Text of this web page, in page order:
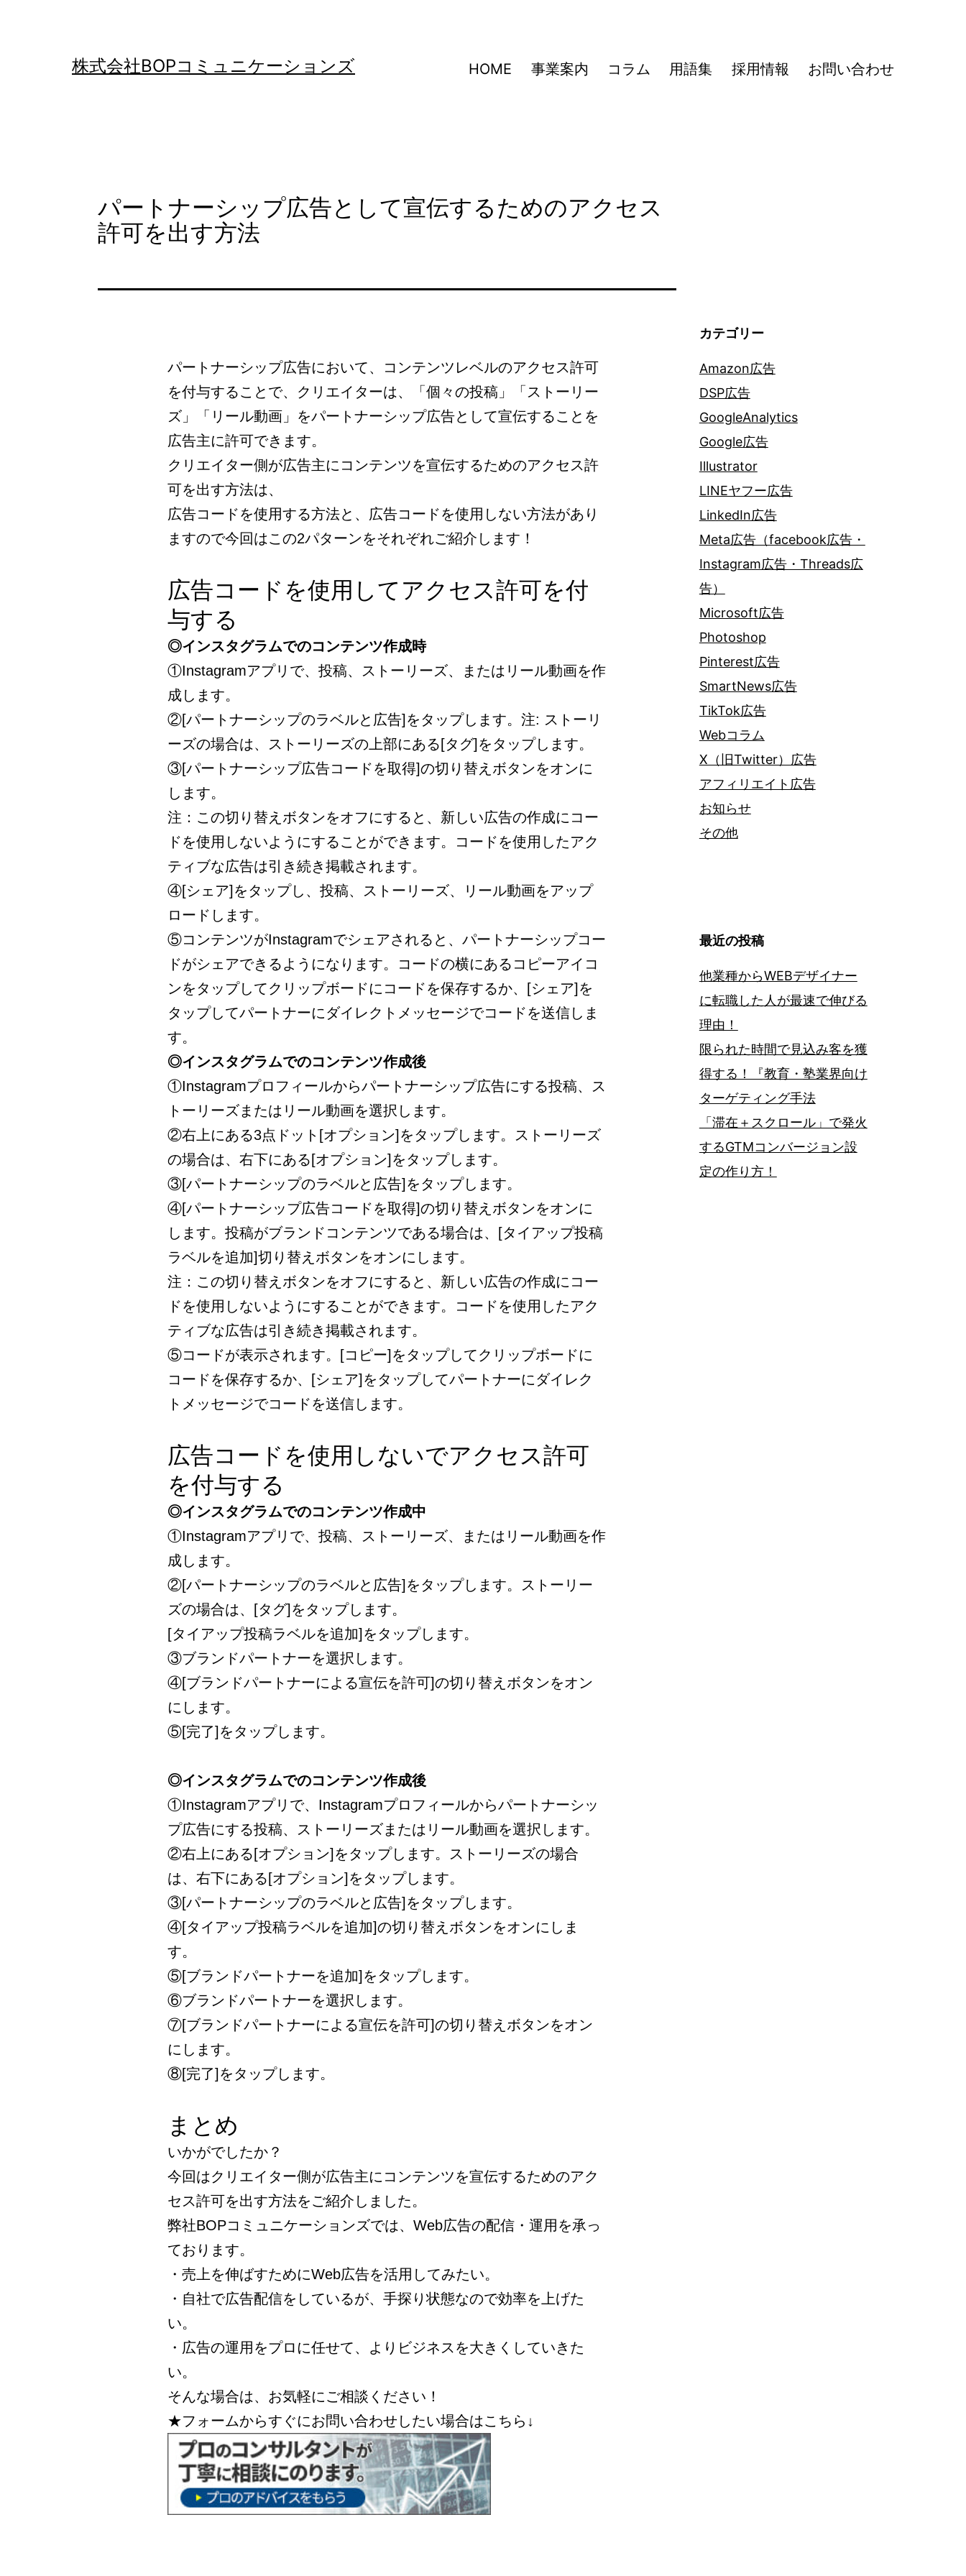
株式会社BOPコミュニケーションズ HOME 事業案内 コラム 用語集 採用情報 お問い合わせ
パートナーシップ広告として宣伝するためのアクセス
許可を出す方法
パートナーシップ広告において、コンテンツレベルのアクセス許可
を付与することで、クリエイターは、「個々の投稿」「ストーリー
ズ」「リール動画」をパートナーシップ広告として宣伝することを
広告主に許可できます。
クリエイター側が広告主にコンテンツを宣伝するためのアクセス許
可を出す方法は、
広告コードを使用する方法と、広告コードを使用しない方法があり
ますので今回はこの2パターンをそれぞれご紹介します！
広告コードを使用してアクセス許可を付
与する
◎インスタグラムでのコンテンツ作成時
①Instagramアプリで、投稿、ストーリーズ、またはリール動画を作
成します。
②[パートナーシップのラベルと広告]をタップします。注: ストーリ
ーズの場合は、ストーリーズの上部にある[タグ]をタップします。
③[パートナーシップ広告コードを取得]の切り替えボタンをオンに
します。
注：この切り替えボタンをオフにすると、新しい広告の作成にコー
ドを使用しないようにすることができます。コードを使用したアク
ティブな広告は引き続き掲載されます。
④[シェア]をタップし、投稿、ストーリーズ、リール動画をアップ
ロードします。
⑤コンテンツがInstagramでシェアされると、パートナーシップコー
ドがシェアできるようになります。コードの横にあるコピーアイコ
ンをタップしてクリップボードにコードを保存するか、[シェア]を
タップしてパートナーにダイレクトメッセージでコードを送信しま
す。
◎インスタグラムでのコンテンツ作成後
①Instagramプロフィールからパートナーシップ広告にする投稿、ス
トーリーズまたはリール動画を選択します。
②右上にある3点ドット[オプション]をタップします。ストーリーズ
の場合は、右下にある[オプション]をタップします。
③[パートナーシップのラベルと広告]をタップします。
④[パートナーシップ広告コードを取得]の切り替えボタンをオンに
します。投稿がブランドコンテンツである場合は、[タイアップ投稿
ラベルを追加]切り替えボタンをオンにします。
注：この切り替えボタンをオフにすると、新しい広告の作成にコー
ドを使用しないようにすることができます。コードを使用したアク
ティブな広告は引き続き掲載されます。
⑤コードが表示されます。[コピー]をタップしてクリップボードに
コードを保存するか、[シェア]をタップしてパートナーにダイレク
トメッセージでコードを送信します。
広告コードを使用しないでアクセス許可
を付与する
◎インスタグラムでのコンテンツ作成中
①Instagramアプリで、投稿、ストーリーズ、またはリール動画を作
成します。
②[パートナーシップのラベルと広告]をタップします。ストーリー
ズの場合は、[タグ]をタップします。
[タイアップ投稿ラベルを追加]をタップします。
③ブランドパートナーを選択します。
④[ブランドパートナーによる宣伝を許可]の切り替えボタンをオン
にします。
⑤[完了]をタップします。
◎インスタグラムでのコンテンツ作成後
①Instagramアプリで、Instagramプロフィールからパートナーシッ
プ広告にする投稿、ストーリーズまたはリール動画を選択します。
②右上にある[オプション]をタップします。ストーリーズの場合
は、右下にある[オプション]をタップします。
③[パートナーシップのラベルと広告]をタップします。
④[タイアップ投稿ラベルを追加]の切り替えボタンをオンにしま
す。
⑤[ブランドパートナーを追加]をタップします。
⑥ブランドパートナーを選択します。
⑦[ブランドパートナーによる宣伝を許可]の切り替えボタンをオン
にします。
⑧[完了]をタップします。
まとめ
いかがでしたか？
今回はクリエイター側が広告主にコンテンツを宣伝するためのアク
セス許可を出す方法をご紹介しました。
弊社BOPコミュニケーションズでは、Web広告の配信・運用を承っ
ております。
・売上を伸ばすためにWeb広告を活用してみたい。
・自社で広告配信をしているが、手探り状態なので効率を上げた
い。
・広告の運用をプロに任せて、よりビジネスを大きくしていきた
い。
そんな場合は、お気軽にご相談ください！
★フォームからすぐにお問い合わせしたい場合はこちら↓
カテゴリー
Amazon広告
DSP広告
GoogleAnalytics
Google広告
Illustrator
LINEヤフー広告
LinkedIn広告
Meta広告（facebook広告・
Instagram広告・Threads広
告）
Microsoft広告
Photoshop
Pinterest広告
SmartNews広告
TikTok広告
Webコラム
X（旧Twitter）広告
アフィリエイト広告
お知らせ
その他
最近の投稿
他業種からWEBデザイナー
に転職した人が最速で伸びる
理由！
限られた時間で見込み客を獲
得する！『教育・塾業界向け
ターゲティング手法
「滞在＋スクロール」で発火
するGTMコンバージョン設
定の作り方！